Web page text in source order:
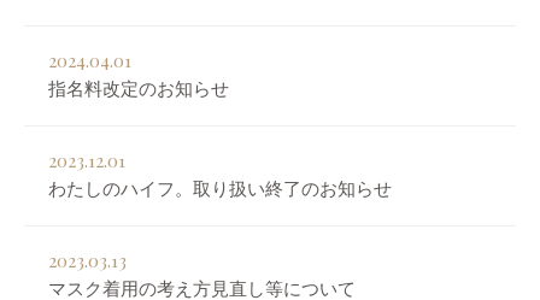
2024.04.01
指名料改定のお知らせ
2023.12.01
わたしのハイフ。取り扱い終了のお知らせ
2023.03.13
マスク着用の考え方見直し等について